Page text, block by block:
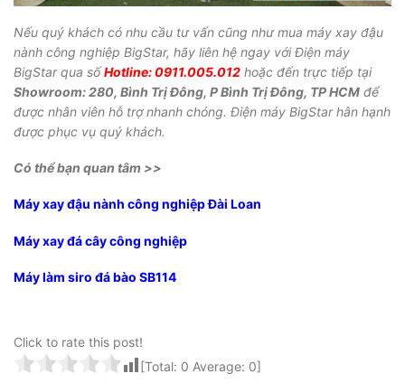
Nếu quý khách có nhu cầu tư vấn cũng như mua máy xay đậu
nành công nghiệp BigStar, hãy liên hệ ngay với Điện máy
BigStar qua sốHotline: 0911.005.012 hoặc đến trực tiếp tại
Showroom: 280, Bình Trị Đông, P Bình Trị Đông, TP HCM để
được nhân viên hỗ trợ nhanh chóng. Điện máy BigStar hân hạnh
được phục vụ quý khách.
Có thể bạn quan tâm >>
Máy xay đậu nành công nghiệp Đài Loan
Máy xay đá cây công nghiệp
Máy làm siro đá bào SB114
Click to rate this post!
[Total: 0 Average: 0]